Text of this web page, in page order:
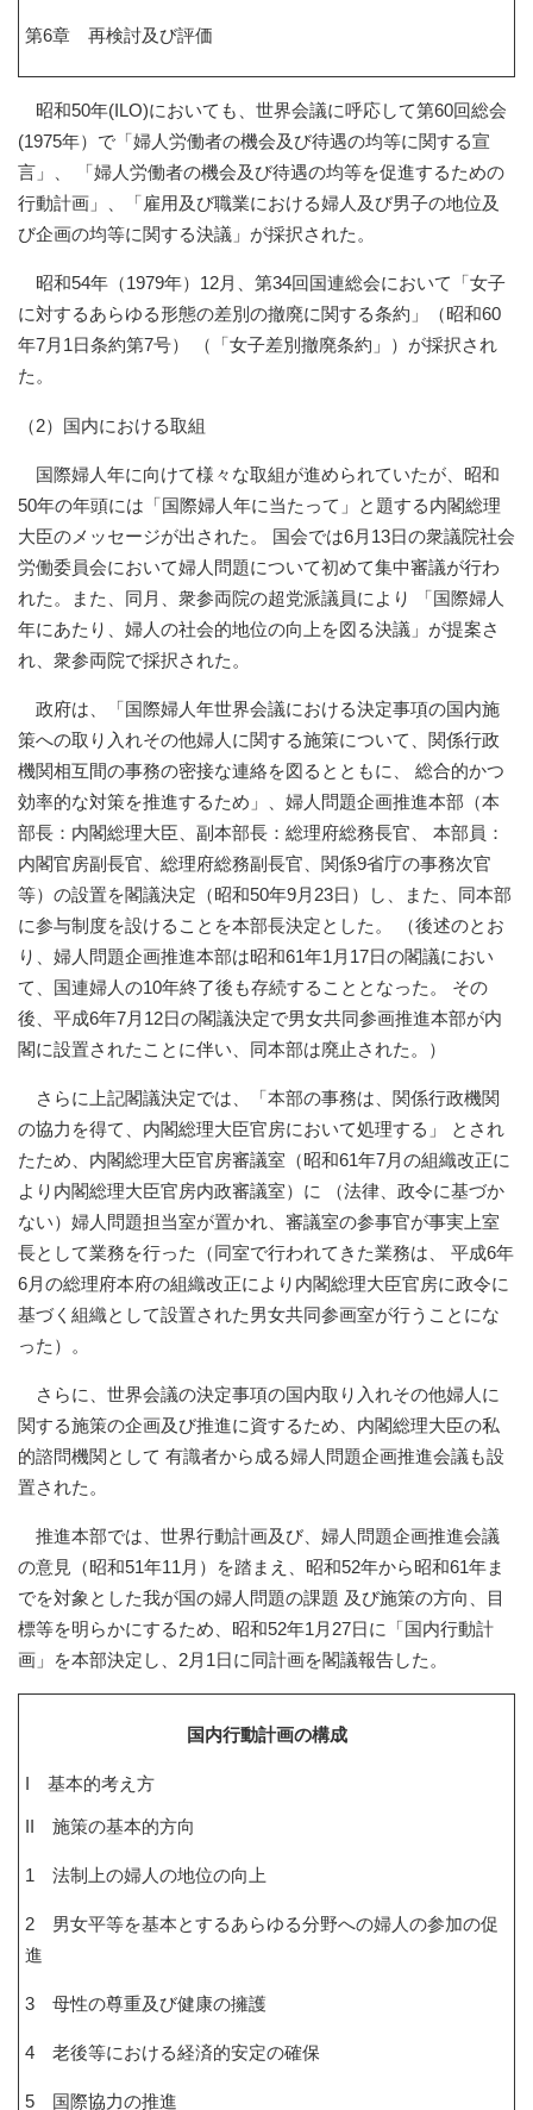
第6章 再検討及び評価
昭和50年(ILO)においても、世界会議に呼応して第60回総会
(1975年）で「婦人労働者の機会及び待遇の均等に関する宣
言」、 「婦人労働者の機会及び待遇の均等を促進するための
行動計画」、「雇用及び職業における婦人及び男子の地位及
び企画の均等に関する決議」が採択された。
昭和54年（1979年）12月、第34回国連総会において「女子
に対するあらゆる形態の差別の撤廃に関する条約」（昭和60
年7月1日条約第7号） （「女子差別撤廃条約」）が採択され
た。
（2）国内における取組
国際婦人年に向けて様々な取組が進められていたが、昭和
50年の年頭には「国際婦人年に当たって」と題する内閣総理
大臣のメッセージが出された。 国会では6月13日の衆議院社会
労働委員会において婦人問題について初めて集中審議が行わ
れた。また、同月、衆参両院の超党派議員により 「国際婦人
年にあたり、婦人の社会的地位の向上を図る決議」が提案さ
れ、衆参両院で採択された。
政府は、「国際婦人年世界会議における決定事項の国内施
策への取り入れその他婦人に関する施策について、関係行政
機関相互間の事務の密接な連絡を図るとともに、 総合的かつ
効率的な対策を推進するため」、婦人問題企画推進本部（本
部長：内閣総理大臣、副本部長：総理府総務長官、 本部員：
内閣官房副長官、総理府総務副長官、関係9省庁の事務次官
等）の設置を閣議決定（昭和50年9月23日）し、また、同本部
に参与制度を設けることを本部長決定とした。 （後述のとお
り、婦人問題企画推進本部は昭和61年1月17日の閣議におい
て、国連婦人の10年終了後も存続することとなった。 その
後、平成6年7月12日の閣議決定で男女共同参画推進本部が内
閣に設置されたことに伴い、同本部は廃止された。）
さらに上記閣議決定では、「本部の事務は、関係行政機関
の協力を得て、内閣総理大臣官房において処理する」 とされ
たため、内閣総理大臣官房審議室（昭和61年7月の組織改正に
より内閣総理大臣官房内政審議室）に （法律、政令に基づか
ない）婦人問題担当室が置かれ、審議室の参事官が事実上室
長として業務を行った（同室で行われてきた業務は、 平成6年
6月の総理府本府の組織改正により内閣総理大臣官房に政令に
基づく組織として設置された男女共同参画室が行うことにな
った）。
さらに、世界会議の決定事項の国内取り入れその他婦人に
関する施策の企画及び推進に資するため、内閣総理大臣の私
的諮問機関として 有識者から成る婦人問題企画推進会議も設
置された。
推進本部では、世界行動計画及び、婦人問題企画推進会議
の意見（昭和51年11月）を踏まえ、昭和52年から昭和61年ま
でを対象とした我が国の婦人問題の課題 及び施策の方向、目
標等を明らかにするため、昭和52年1月27日に「国内行動計
画」を本部決定し、2月1日に同計画を閣議報告した。
国内行動計画の構成
I 基本的考え方
II 施策の基本的方向
1 法制上の婦人の地位の向上
2 男女平等を基本とするあらゆる分野への婦人の参加の促
進
3 母性の尊重及び健康の擁護
4 老後等における経済的安定の確保
5 国際協力の推進